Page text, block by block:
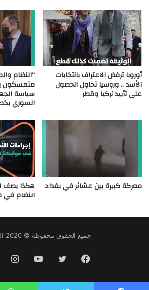
أوروبا ترفض الاعتراف بانتخابات
الأسد .. وروسيا تحاول الحصول
على تأييد تركيا وقطر
“النظام
متمسكون
سياسة
السوري
معركة كبيرة بين عشائر في بغداد هكذا يصف
النظام في
جميع الحقوق محفوظة © 2020 الوكالة
فيسبوك تويتر يوتيوب